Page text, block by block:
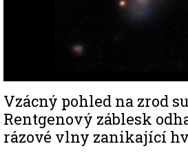
Vzácný pohled na zrod
Rentgenový záblesk
rázové vlny zanikající